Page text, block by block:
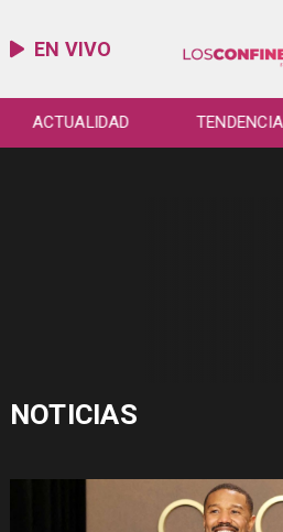
EN VIVO
ACTUALIDAD
NOTICIAS